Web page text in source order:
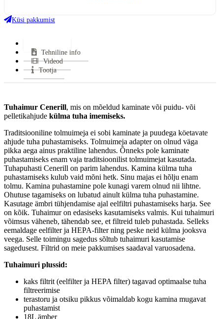
Küsi pakkumist
Tehniline info
Videod
Tootja
Tuhaimur Cenerill, mis on mõeldud kaminate või puidu- või
pelletikahjude külma tuha imemiseks.
Traditsiooniline tolmuimeja ei sobi kaminate ja puudega köetavate
ahjude tuha puhastamiseks. Tolmuimeja adapter on olnud väga
pikka aega ainus praktiline lahendus. Õnneks pole kaminate
puhastamiseks enam vaja traditsioonilist tolmuimejat kasutada.
Tuhapuhasti Cenerill on parim lahendus. Kamina külma tuha
puhastamiseks kulub vaid mõni hetk. Sinu majas ei hõlju enam
tolmu. Kamina puhastamine pole kunagi varem olnud nii lihtne.
Ohutuse tagamiseks on lubatud ainult külma tuha puhastamine.
Kasutage ämbri tühjendamise ajal eelfiltri puhastamiseks harja. See
on kõik. Tuhaimur on edasiseks kasutamiseks valmis. Kui tuhaimuri
võimsus väheneb, tähendab see, et filtreid tuleb puhastada. Selleks
eemaldage eelfilter ja HEPA-filter ning peske neid külma jooksva
veega. Selle toimingu sagedus sõltub tuhaimuri kasutamise
sagedusest. Filtrid on meie pakkumises saadaval varuosadena.
Tuhaimuri plussid:
kaks filtrit (eelfilter ja HEPA filter) tagavad optimaalse tuha
filtreerimise
terastoru ja otsiku pikkus võimaldab kogu kamina mugavat
puhastamist
18L ämber